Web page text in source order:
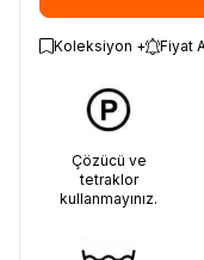
Koleksiyon + Fiyat
Çözücü ve
tetraklor
kullanmayınız.